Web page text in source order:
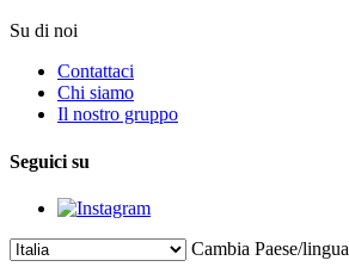
Su di noi
Contattaci
Chi siamo
Il nostro gruppo
Seguici su
Cambia Paese/lingua